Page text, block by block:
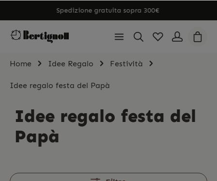
Spedizione gratuita sopra 300€
Home Idee Regalo Festività
Idee regalo festa del Papà
Idee regalo festa del
Papà